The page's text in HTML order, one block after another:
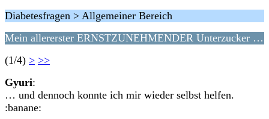
Diabetesfragen > Allgemeiner Bereich
Mein allererster ERNSTZUNEHMENDER Unterzucker …
(1/4) > >>
Gyuri:
… und dennoch konnte ich mir wieder selbst helfen.
:banane: